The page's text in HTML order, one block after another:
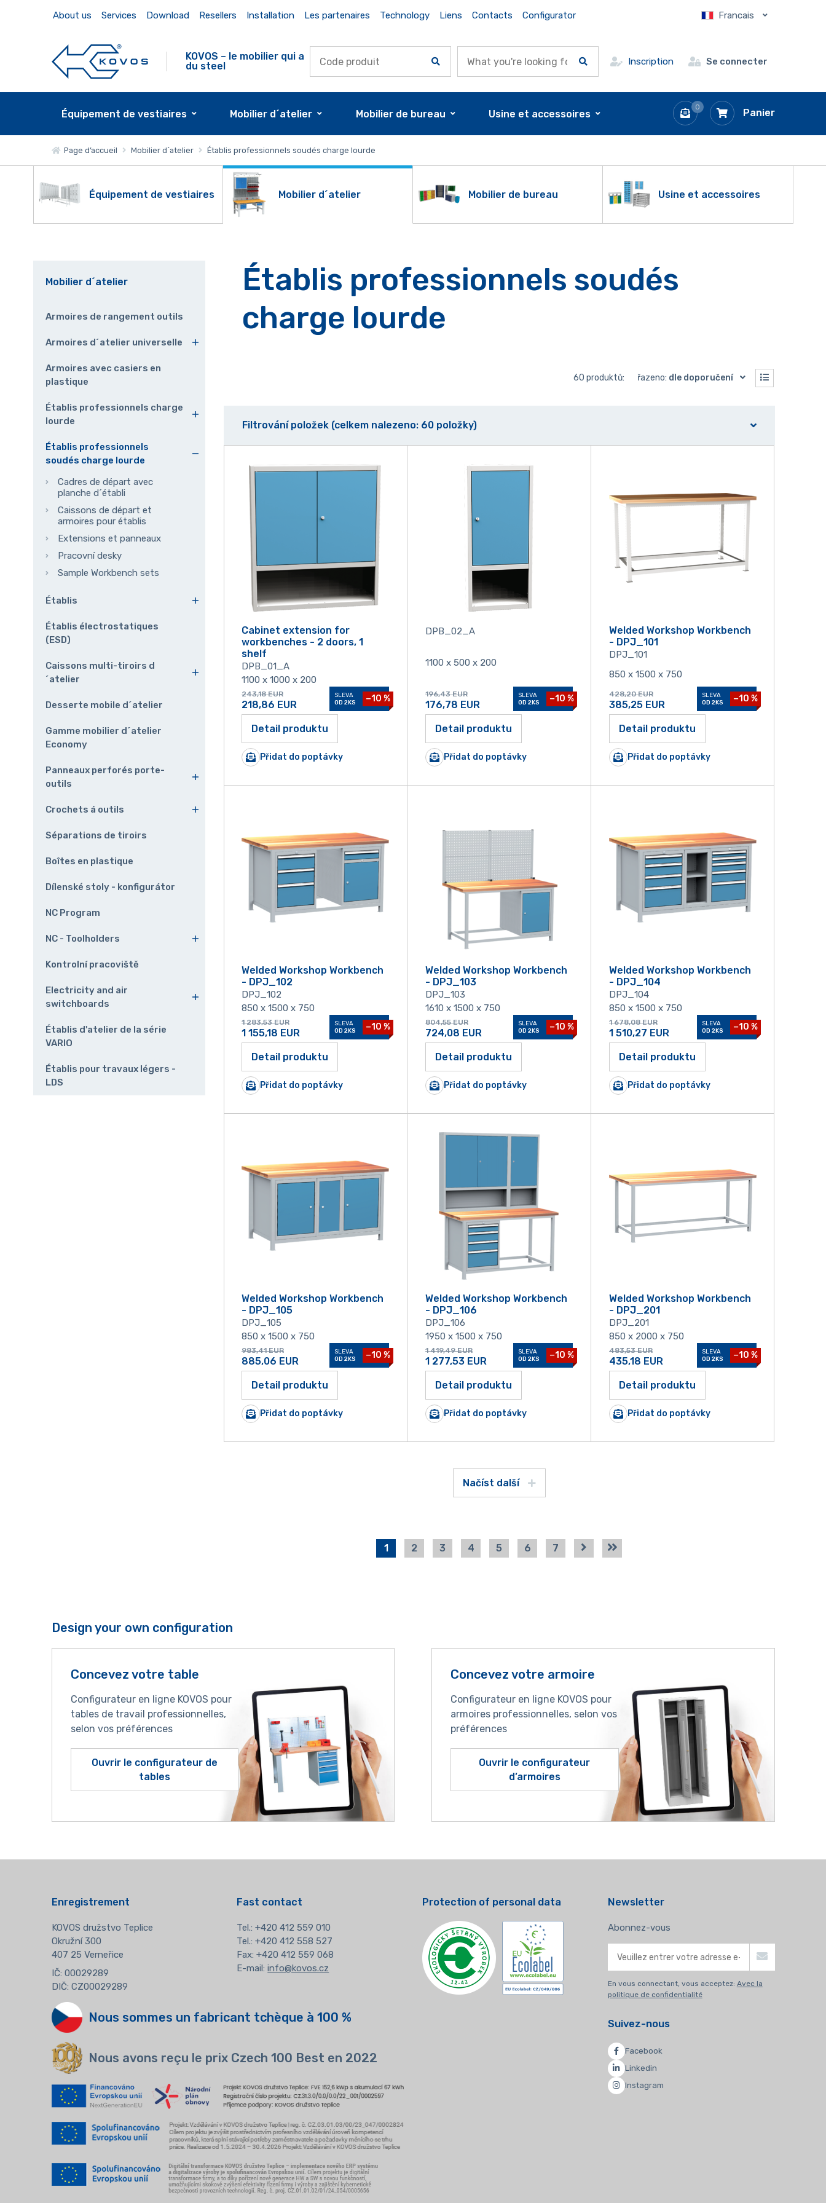
About us Services Download Resellers Installation Les partenaires Technology Liens Contacts Configurator Francais
KOVOS – le mobilier qui a
du steel
Inscription Se connecter
0 Panier
Équipement de vestiaires Mobilier d´atelier Mobilier de bureau Usine et accessoires
Page d’accueil Mobilier d´atelier Établis professionnels soudés charge lourde
Équipement de vestiaires Mobilier d´atelier Mobilier de bureau Usine et accessoires
Établis professionnels soudés
charge lourde
60 produktů: řazeno: dle doporučení
Filtrování položek (celkem nalezeno: 60 položky)
Cabinet extension for
workbenches - 2 doors, 1
shelf
DPB_01_A
1100 x 1000 x 200
243,18 EUR
218,86 EUR
SLEVA
OD 2KS
−10 %
Detail produktu
Přidat do poptávky
DPB_02_A
1100 x 500 x 200
196,43 EUR
176,78 EUR
SLEVA
OD 2KS
−10 %
Detail produktu
Přidat do poptávky
Welded Workshop Workbench
- DPJ_101
DPJ_101
850 x 1500 x 750
428,20 EUR
385,25 EUR
SLEVA
OD 2KS
−10 %
Detail produktu
Přidat do poptávky
Welded Workshop Workbench
- DPJ_102
DPJ_102
850 x 1500 x 750
1 283,53 EUR
1 155,18 EUR
SLEVA
OD 2KS
−10 %
Detail produktu
Přidat do poptávky
Welded Workshop Workbench
- DPJ_103
DPJ_103
1610 x 1500 x 750
804,55 EUR
724,08 EUR
SLEVA
OD 2KS
−10 %
Detail produktu
Přidat do poptávky
Welded Workshop Workbench
- DPJ_104
DPJ_104
850 x 1500 x 750
1 678,08 EUR
1 510,27 EUR
SLEVA
OD 2KS
−10 %
Detail produktu
Přidat do poptávky
Welded Workshop Workbench
- DPJ_105
DPJ_105
850 x 1500 x 750
983,41 EUR
885,06 EUR
SLEVA
OD 2KS
−10 %
Detail produktu
Přidat do poptávky
Welded Workshop Workbench
- DPJ_106
DPJ_106
1950 x 1500 x 750
1 419,49 EUR
1 277,53 EUR
SLEVA
OD 2KS
−10 %
Detail produktu
Přidat do poptávky
Welded Workshop Workbench
- DPJ_201
DPJ_201
850 x 2000 x 750
483,53 EUR
435,18 EUR
SLEVA
OD 2KS
−10 %
Detail produktu
Přidat do poptávky
Načíst další
1 2 3 4 5 6 7
Mobilier d´atelier
Armoires de rangement outils
Armoires d´atelier universelle
Armoires avec casiers en
plastique
Établis professionnels charge
lourde
Établis professionnels
soudés charge lourde
Cadres de départ avec
planche d´établi
Caissons de départ et
armoires pour établis
Extensions et panneaux
Pracovní desky
Sample Workbench sets
Établis
Établis électrostatiques
(ESD)
Caissons multi-tiroirs d
´atelier
Desserte mobile d´atelier
Gamme mobilier d´atelier
Economy
Panneaux perforés porte-
outils
Crochets á outils
Séparations de tiroirs
Boîtes en plastique
Dílenské stoly - konfigurátor
NC Program
NC - Toolholders
Kontrolní pracoviště
Electricity and air
switchboards
Établis d'atelier de la série
VARIO
Établis pour travaux légers -
LDS
Design your own configuration
Concevez votre table
Configurateur en ligne KOVOS pour
tables de travail professionnelles,
selon vos préférences
Ouvrir le configurateur de
tables
Concevez votre armoire
Configurateur en ligne KOVOS pour
armoires professionnelles, selon vos
préférences
Ouvrir le configurateur
d’armoires
Enregistrement
KOVOS družstvo Teplice
Okružní 300
407 25 Verneřice
IČ: 00029289
DIČ: CZ00029289
Fast contact
Tel.:+420 412 559 010
Tel.: +420 412 558 527
Fax: +420 412 559 068
E-mail:info@kovos.cz
Nous sommes un fabricant tchèque à 100 %
Nous avons reçu le prix Czech 100 Best en 2022
Protection of personal data Newsletter
Abonnez-vous
En vous connectant, vous acceptez: Avec la
politique de confidentialité
Suivez-nous
Facebook
Linkedin
Instagram